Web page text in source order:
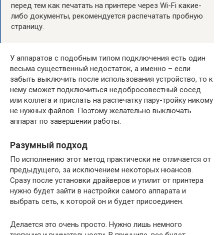
перед тем как печатать на принтере через Wi-Fi какие-
либо документы, рекомендуется распечатать пробную
страницу.
У аппаратов с подобным типом подключения есть один
весьма существенный недостаток, а именно – если
забыть выключить после использования устройство, то к
нему сможет подключиться недобросовестный сосед
или коллега и прислать на распечатку пару-тройку никому
не нужных файлов. Поэтому желательно выключать
аппарат по завершении работы.
Разумный подход
По исполнению этот метод практически не отличается от
предыдущего, за исключением некоторых нюансов.
Сразу после установки драйверов и утилит от принтера
нужно будет зайти в настройки самого аппарата и
выбрать сеть, к которой он и будет присоединен.
Делается это очень просто. Нужно лишь немного